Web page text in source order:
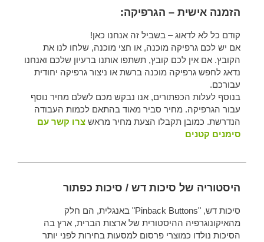
הזמנה אישית – הגרפיקה:
קודם כל לא לדאוג – בשביל זה אנחנו כאן!
אם יש לכם גרפיקה מוכנה, או חצי מוכנה, שלחו לנו את
הקובץ. אם אין לכם קובץ, תשתפו אותנו ברעיון שלכם ואנחנו
נדאג לחפש גרפיקה מוכנה ברשת או ניצור גרפיקה יחודית
עבורכם.
בנוסף לעלות הכפתורים, אנו נבקש מכם לשלם מחיר נוסף
עבור הגרפיקה. מחיר סביר מאוד בהתאם לכמות העבודה
הנדרשת. כמובן תקבלו הצעת מחיר מראש צרו קשר עם
סימנים קטנים
היסטוריה של סיכות דש / סיכות כפתור
סיכות דש, "Pinback Buttons" באנגלית, הם חלק
מהאיקונוגרפיה ההיסטורית של ארצות הברית, ארץ בה
הסיכות נולדו כמוצרי פרסום למסעות בחירות לפני יותר